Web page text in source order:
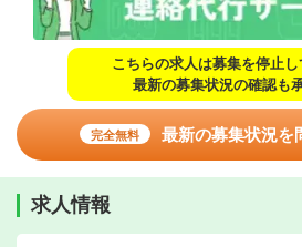
こちらの求人は募集を停止し
最新の募集状況の確認も
完全無料 最新の募集状況を
求人情報